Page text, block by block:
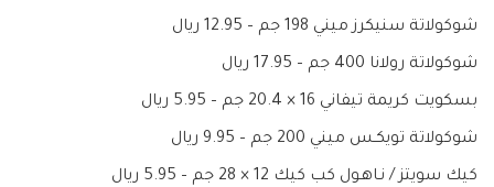
شوكولاتة سنيكرز ميني 198 جم – 12.95 ريال
شوكولاتة رولانا 400 جم – 17.95 ريال
بسكويت كريمة تيفاني 16 × 20.4 جم – 5.95 ريال
شوكولاتة تويكـس ميني 200 جم – 9.95 ريال
كيك سويتز / نـاهـول كب كيك 12 × 28 جم – 5.95 ريال